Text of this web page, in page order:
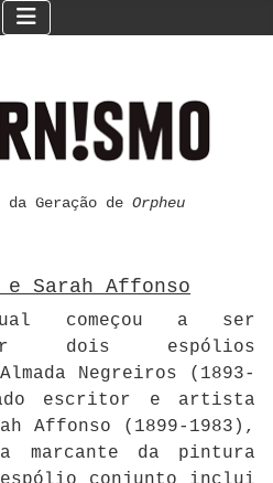
Geração de Orpheu
e Sarah Affonso
começou a ser
dois espólios
Negreiros (1893-
escritor e artista
Affonso (1899-1983),
marcante da pintura